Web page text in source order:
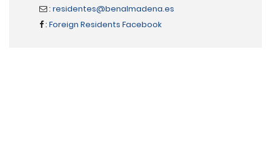
: residentes@benalmadena.es
: Foreign Residents Facebook